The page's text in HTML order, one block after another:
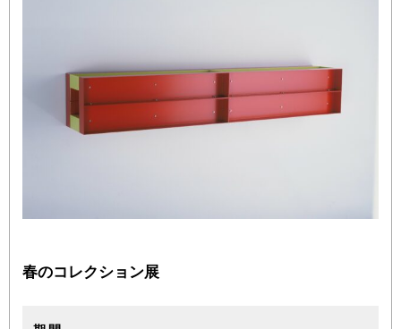
春のコレクション展